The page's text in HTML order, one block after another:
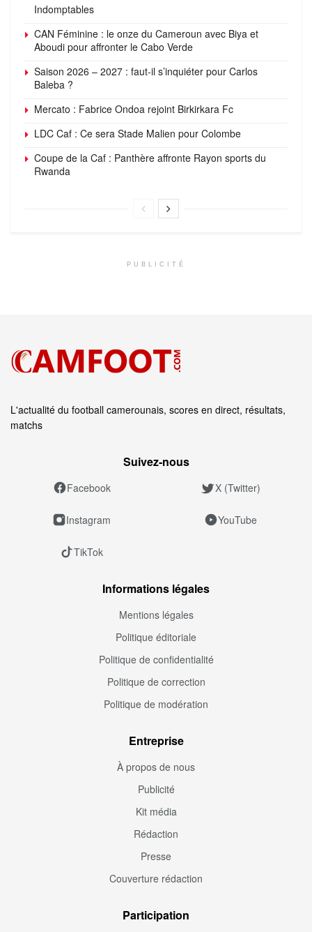
Indomptables
CAN Féminine : le onze du Cameroun avec Biya et
Aboudi pour affronter le Cabo Verde
Saison 2026 – 2027 : faut-il s’inquiéter pour Carlos
Baleba ?
Mercato : Fabrice Ondoa rejoint Birkirkara Fc
LDC Caf : Ce sera Stade Malien pour Colombe
Coupe de la Caf : Panthère affronte Rayon sports du
Rwanda
PUBLICITÉ
L'actualité du football camerounais, scores en direct, résultats,
matchs
Suivez‑nous
Facebook X (Twitter)
Instagram YouTube
TikTok
Informations légales
Mentions légales
Politique éditoriale
Politique de confidentialité
Politique de correction
Politique de modération
Entreprise
À propos de nous
Publicité
Kit média
Rédaction
Presse
Couverture rédaction
Participation